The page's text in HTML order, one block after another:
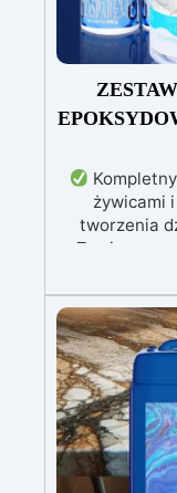
żywicami
tworzenia
Zawiera
(800g) do
według
według
(30 minut).
(500g),
1:1, idealna
form.